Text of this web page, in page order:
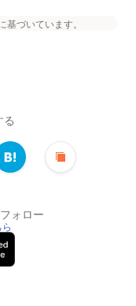
づいています。
る
ォロー